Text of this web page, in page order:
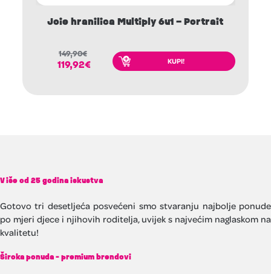
Joie hranilica Multiply 6u1 – Portrait
149,90€
119,92€ KUPI!
Više od 25 godina iskustva
Gotovo tri desetljeća posvećeni smo stvaranju najbolje ponude
po mjeri djece i njihovih roditelja, uvijek s najvećim naglaskom na
kvalitetu!
Široka ponuda - premium brendovi